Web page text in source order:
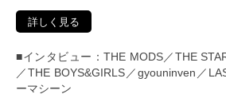
詳しく見る
■インタビュー：THE MODS／THE
／THE BOYS&GIRLS／gyouninven／
ーマシーン